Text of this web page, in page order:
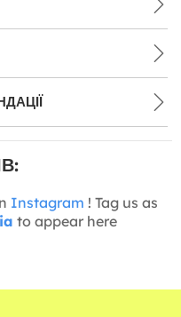
Instagram ! Tag us as
to appear here